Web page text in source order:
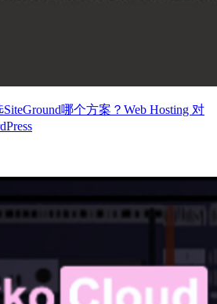
哪个方案？Web Hosting 对